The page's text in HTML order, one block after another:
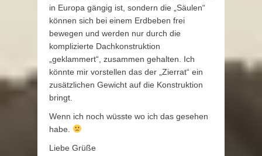
in Europa gängig ist, sondern die „Säulen“
können sich bei einem Erdbeben frei
bewegen und werden nur durch die
komplizierte Dachkonstruktion
„geklammert“, zusammen gehalten. Ich
könnte mir vorstellen das der „Zierrat“ ein
zusätzlichen Gewicht auf die Konstruktion
bringt.
Wenn ich noch wüsste wo ich das gesehen
habe.
Liebe Grüße